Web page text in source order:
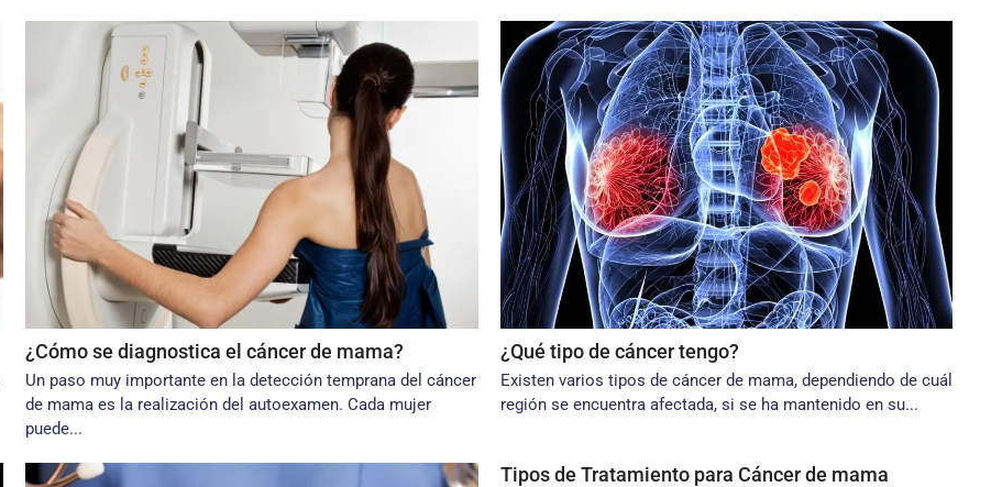
¿Cómo se diagnostica el cáncer de mama?
Un paso muy importante en la detección temprana del cáncer
de mama es la rea­lización del autoexamen. Cada mujer
puede...
¿Qué tipo de cáncer tengo?
Existen varios tipos de cáncer de mama, dependiendo de cuál
región se encuen­tra afectada, si se ha mantenido en su...
Tipos de Tratamiento para Cáncer de mama